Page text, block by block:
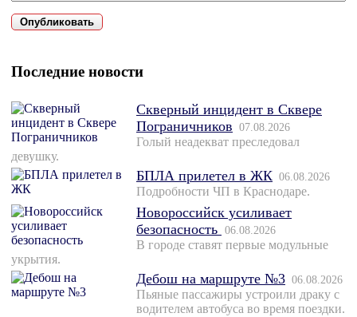
Последние новости
Скверный инцидент в Сквере
Пограничников 07.08.2026
Голый неадекват преследовал
девушку.
БПЛА прилетел в ЖК 06.08.2026
Подробности ЧП в Краснодаре.
Новороссийск усиливает
безопасность 06.08.2026
В городе ставят первые модульные
укрытия.
Дебош на маршруте №3 06.08.2026
Пьяные пассажиры устроили драку с
водителем автобуса во время поездки.